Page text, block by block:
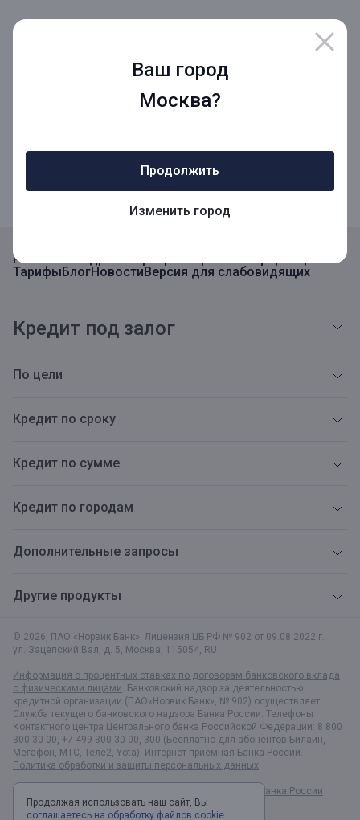
Ваш город
Москва?
Продолжить
Изменить город
© 2026, ПАО «Норвик Банк». Лицензия ЦБ РФ № 902 от 09.08.2022 г.
ул. Зацепский Вал, д. 5, Москва, 115054, RU
Информация о процентных ставках по договорам банковского вклада
с физическими лицами. Банковский надзор за деятельностью
кредитной организации (ПАО«Норвик Банк», № 902) осуществляет
Служба текущего банковского надзора Банка России. Телефоны
Контактного центра Центрального банка Российской Федерации: 8 800
300-30-00, +7 499 300-30-00, 300 (Бесплатно для абонентов Билайн,
Мегафон, МТС, Теле2, Yota). Интернет-приемная Банка России.
Политика обработки и защиты персональных данных
Раскрытие информации в соответствии c Указанием Банка России
№6496-У
Реквизиты
ТарифыБлогНовостиВерсия для слабовидящих
Кредит под залог
По цели
Кредит по сроку
Кредит по сумме
Кредит по городам
Дополнительные запросы
Другие продукты
Мобильное приложение
Мобильное приложение для Бизнеса
Продолжая использовать наш сайт, Вы
соглашаетесь на обработку файлов cookie